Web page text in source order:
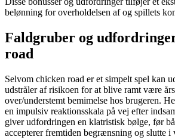
belønning for overholdelsen af og spillets
Faldgruber og
road
Selvom chicken road er et simpelt spel kan
udstråler af risikoen for at blive ramt være
over/understemt bemimelse hos brugeren.
en impulsiv reaktionsskala på vej efter
giver udfordringen en klatristisk bølge, før
accepterer fremtiden begrænsning og slutte i